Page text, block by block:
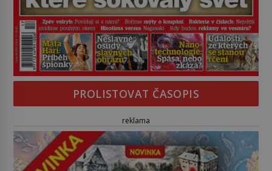
PROLISTOVAT ČASOPIS
reklama